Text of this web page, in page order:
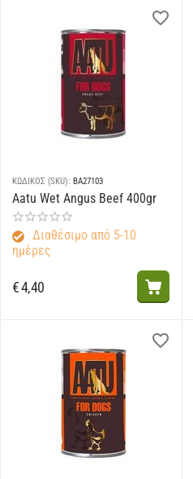
ΚΩΔΙΚΟΣ (SKU): BA27103
Aatu Wet Angus Beef 400gr
Διαθέσιμο από 5-10
ημέρες
€4,40